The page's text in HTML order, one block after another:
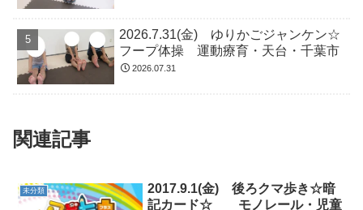
2026.7.31(金) ゆりかごジャンケン☆
フープ体操 運動療育・天台・千葉市
2026.07.31
関連記事
未分類
2017.9.1(金) 後ろクマ歩き☆暗
記カード☆ モノレール・児童